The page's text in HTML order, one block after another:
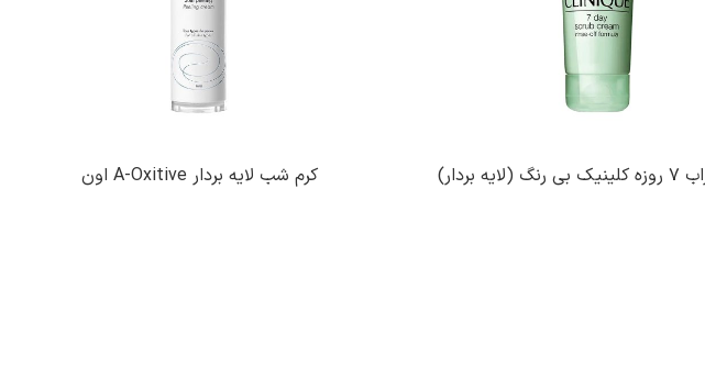
بردار) کرم شب لایه بردار A-Oxitive اون